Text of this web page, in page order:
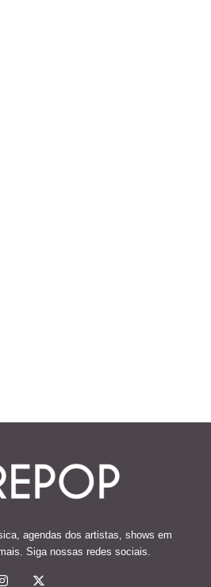
agendas dos artistas, shows em
Siga nossas redes sociais.